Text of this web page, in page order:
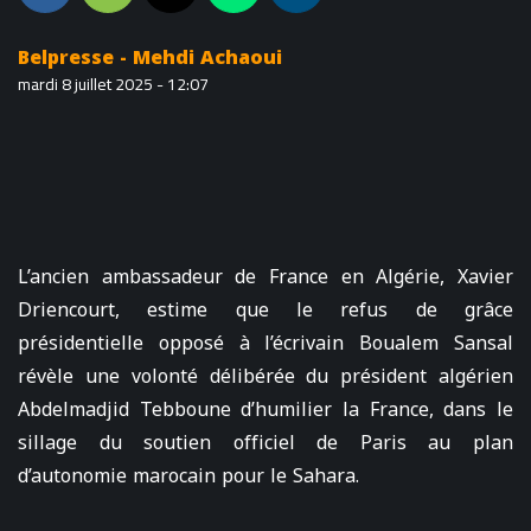
Belpresse - Mehdi Achaoui
mardi 8 juillet 2025 - 12:07
L’ancien ambassadeur de France en Algérie, Xavier
Driencourt, estime que le refus de grâce
présidentielle opposé à l’écrivain Boualem Sansal
révèle une volonté délibérée du président algérien
Abdelmadjid Tebboune d’humilier la France, dans le
sillage du soutien officiel de Paris au plan
d’autonomie marocain pour le Sahara.